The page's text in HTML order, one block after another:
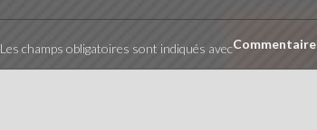
Les champs obligatoires sont indiqués avecCommentaire